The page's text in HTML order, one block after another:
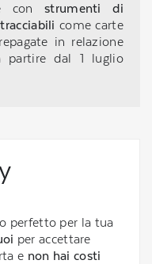
construmenti di
come carte
in relazione
partire dal 1 luglio
perfetto per la tua
per accettare
e non hai costi